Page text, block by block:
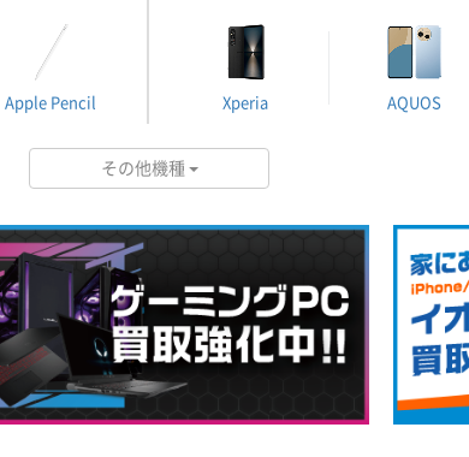
Apple Pencil Xperia AQUOS
その他機種